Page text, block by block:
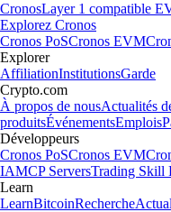
CronosLayer 1 compatible
Explorez Cronos
Cronos PoSCronos EVM
Explorer
AffiliationInstitutionsGarde
Crypto.com
À propos de nousActualités
produitsÉvénementsEmplois
Développeurs
Cronos PoSCronos EVM
IAMCP ServersTrading Skill
Learn
LearnBitcoinRecherche